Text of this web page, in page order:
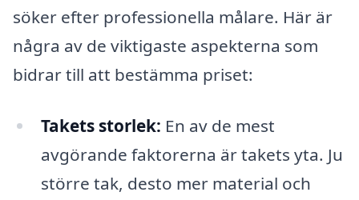
söker efter professionella målare. Här är
några av de viktigaste aspekterna som
bidrar till att bestämma priset:
Takets storlek: En av de mest
avgörande faktorerna är takets yta. Ju
större tak, desto mer material och